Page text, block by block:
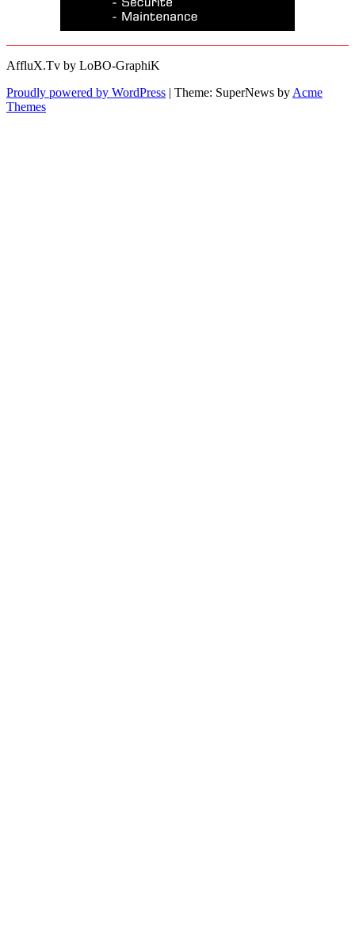
AffluX.Tv by LoBO-GraphiK
Proudly powered by WordPress | Theme: SuperNews by Acme
Themes